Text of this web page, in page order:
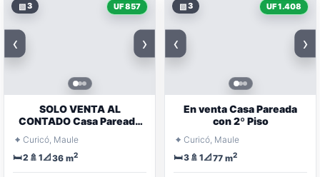
▧3 UF 857
‹ ›
SOLO VENTA AL
CONTADO Casa Pareada
⌖ Curicó, Maule
🛏️2 🚿 1📐36 m2
▧3 UF 1.408
‹ ›
En venta Casa Pareada
con 2º Piso
⌖ Curicó, Maule
🛏️3 🚿 1📐77 m2